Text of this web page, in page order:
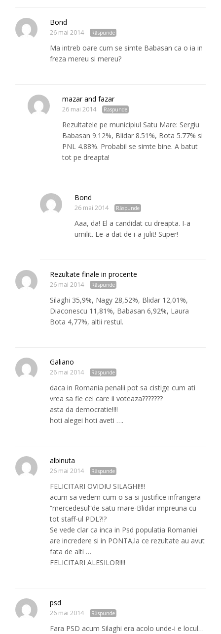
Bond
26 mai 2014 Răspunde
Ma intreb oare cum se simte Babasan ca o ia in
freza mereu si mereu?
mazar and fazar
26 mai 2014 Răspunde
Rezultatele pe municipiul Satu Mare: Sergiu
Babasan 9.12%, Blidar 8.51%, Bota 5.77% si
PNL 4.88%. Probabil se simte bine. A batut
tot pe dreapta!
Bond
26 mai 2014 Răspunde
Aaa, da! El a candidat cu dreapta. I-a
umilit. Le-a dat de i-a julit! Super!
Rezultate finale in procente
26 mai 2014 Răspunde
Silaghi 35,9%, Nagy 28,52%, Blidar 12,01%,
Diaconescu 11,81%, Babasan 6,92%, Laura
Bota 4,77%, altii restul.
Galiano
26 mai 2014 Răspunde
daca in Romania penalii pot sa cistige cum ati
vrea sa fie cei care ii voteaza???????
asta da democratie!!!!
hoti alegei hoti aveti ….
albinuta
26 mai 2014 Răspunde
FELICITARI OVIDIU SILAGHI!!!!
acum sa vedem cum o sa-si justifice infrangera
“mercedesul”de satu mare-Blidar impreuna cu
tot staff-ul PDL?!?
Se vede clar ca inca in Psd populatia Romaniei
are incredere si in PONTA,la ce rezultate au avut
fata de alti …
FELICITARI ALESILOR!!!!
psd
26 mai 2014 Răspunde
Fara PSD acum Silaghi era acolo unde-i e locul…